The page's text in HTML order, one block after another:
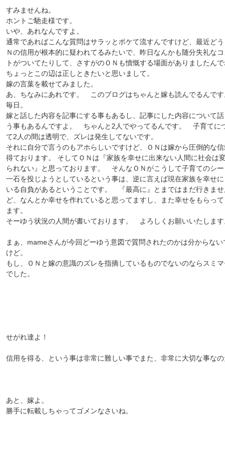
すみませんね。
ホントご馳走様です。
いや、あれなんですよ。
通常であればこんな質問はサラッとボケて流すんですけど、最近ど
Ｎの信用が根本的に疑われてるみたいで、昨日なんかも随分失礼な
トがついてたりして、さすがのＯＮも憤慨する場面がありましたん
ちょっとこの辺は正しときたいと思いまして。
嫁の言葉を載せてみました。
あ、ちなみにあれです。 このブログはちゃんと嫁も読んでるんで
毎日。
嫁と話した内容を記事にする事もあるし、記事にした内容について
う事もあるんですよ。 ちゃんと2人でやってるんです。 子育てに
て2人の間は透明で、ズレは発生してないです。
それに自分で言うのもアホらしいですけど、ＯＮは嫁から圧倒的な
得ております。 そしてＯＮは『家族を幸せに出来ない人間に社会は
られない』と思っております。 そんなＯＮがこうして子育てのシ
一石を投じようとしているという事は、逆に言えば現在家族を幸せ
いる自負があるということです。 『最高に』とまではまだ行きま
ど、なんとか幸せを作れていると思ってますし、また幸せをもらっ
ます。
そーゆう状況の人間が書いております。 よろしくお願いいたしま
まぁ、mameさんが今回どーゆう意図で質問されたのかは分からない
けど。
もし、ＯＮと嫁の意識のズレを指摘しているものでないのならスミ
でした。
せがれ達よ！
信用を得る、という事は非常に難しい事でまた、非常に大切な事な
あと、嫁よ。
勝手に転載しちゃってゴメンなさいね。